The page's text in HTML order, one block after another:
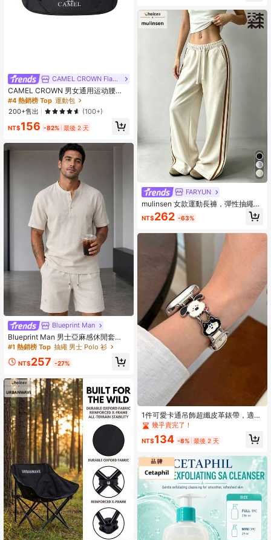
CAMEL CROWN Flagship Store
CAMEL CROWN 男女通用运动腰
包，适合跑步、马拉松、晨跑、健
身，可作手机袋
#4 熱銷榜 Top 運動包
200+售出
(100+)
NT$156 -82% 最後 2 天
Blueprint Man
Blueprint Man 男士亞麻感休閒套
裝，杏色亨利領短袖T恤 + 短褲，抽
繩腰部 + 彩色珠飾抽繩設計，透氣、
抗皺、耐穿、不易變形，極簡休閒時
家穿著
#1 熱銷榜 Top 抽繩 男士 Polo 衫
NT$257 -27%
FARYUN
mulinsen 女款運動長褲，彈性抽繩設
計，冰絲條紋拼接配色直筒褲
NT$262 -63%
1件可愛卡通吊飾超纖皮革錶帶，適用
38/40/41/42/44/45/46/49mm 1-11
系列，女款時尚替換錶帶配件
#1 熱銷榜 Top
幾乎賣完了！
#1 熱銷榜 Top
在 校園手錶配件與工具 .
幾乎賣完了！
#1 熱銷榜 Top
在 校園手錶配件與工具 .
幾乎賣完了！
#1 熱銷榜 Top
幾乎賣完了！
NT$134 -8% 最後 2 天